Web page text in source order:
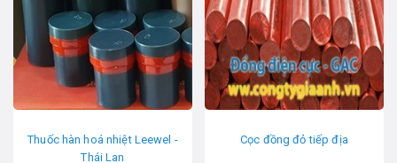
Thuốc hàn hoá nhiệt Leewel -
Thái Lan
Cọc đồng đỏ tiếp địa